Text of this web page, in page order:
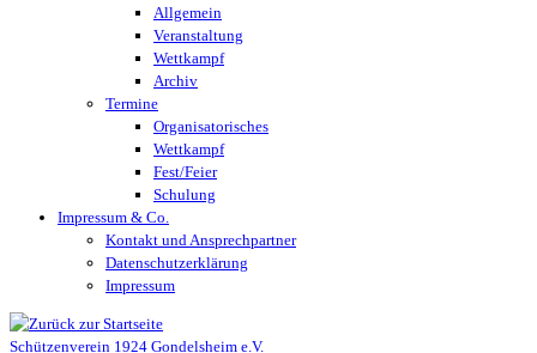
Allgemein
Veranstaltung
Wettkampf
Archiv
Termine
Organisatorisches
Wettkampf
Fest/Feier
Schulung
Impressum & Co.
Kontakt und Ansprechpartner
Datenschutzerklärung
Impressum
Schützenverein 1924 Gondelsheim e.V.